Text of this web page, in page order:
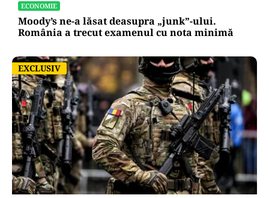
ECONOMIE
Moody’s ne-a lăsat deasupra „junk”-ului.
România a trecut examenul cu nota minimă
EXCLUSIV
EXCLUSIV